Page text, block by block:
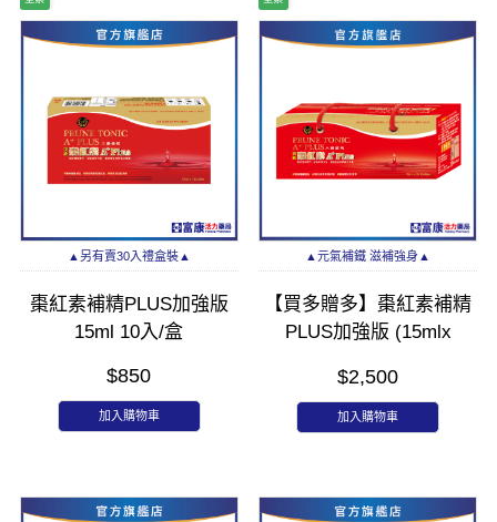
▲另有賣30入禮盒裝▲
棗紅素補精PLUS加強版
15ml 10入/盒
$850
加入購物車
▲元氣補鐵 滋補強身▲
【買多贈多】棗紅素補精
PLUS加強版 (15mlx
$2,500
加入購物車